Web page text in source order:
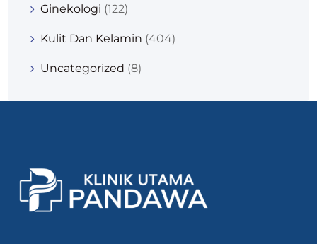
Ginekologi (122)
Kulit Dan Kelamin (404)
Uncategorized (8)